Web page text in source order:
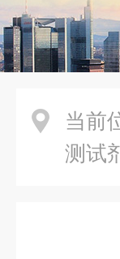
当前
测试